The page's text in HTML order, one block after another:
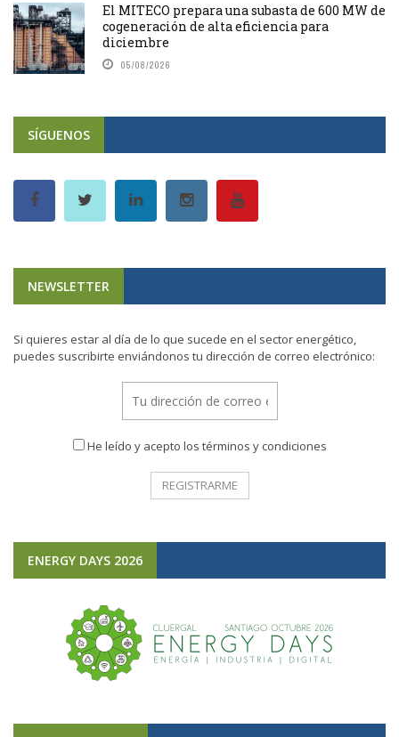
El MITECO prepara una subasta de 600 MW de
cogeneración de alta eficiencia para
diciembre
05/08/2026
SÍGUENOS
NEWSLETTER
Si quieres estar al día de lo que sucede en el sector energético,
puedes suscribirte enviándonos tu dirección de correo electrónico:
He leído y acepto los términos y condiciones
ENERGY DAYS 2026